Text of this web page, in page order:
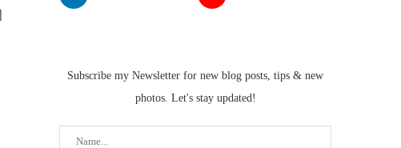
Subscribe my Newsletter for new blog posts, tips & new
photos. Let's stay updated!